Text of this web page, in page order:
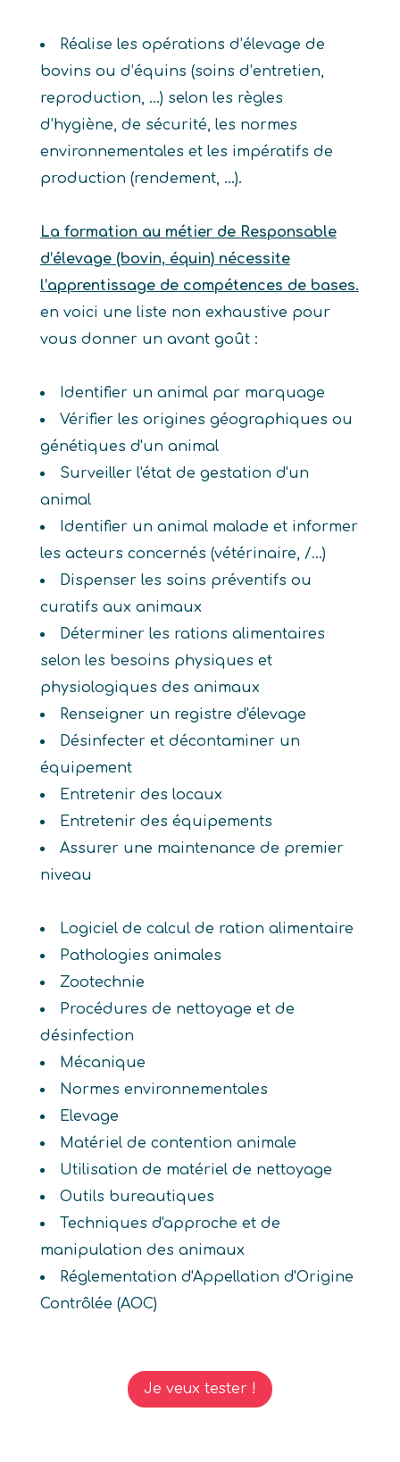
Réalise les opérations d’élevage de
bovins ou d’équins (soins d’entretien,
reproduction, …) selon les règles
d’hygiène, de sécurité, les normes
environnementales et les impératifs de
production (rendement, …).
La formation au métier de Responsable
d’élevage (bovin, équin) nécessite
l’apprentissage de compétences de bases.
en voici une liste non exhaustive pour
vous donner un avant goût :
Identifier un animal par marquage
Vérifier les origines géographiques ou
génétiques d'un animal
Surveiller l'état de gestation d'un
animal
Identifier un animal malade et informer
les acteurs concernés (vétérinaire, /...)
Dispenser les soins préventifs ou
curatifs aux animaux
Déterminer les rations alimentaires
selon les besoins physiques et
physiologiques des animaux
Renseigner un registre d'élevage
Désinfecter et décontaminer un
équipement
Entretenir des locaux
Entretenir des équipements
Assurer une maintenance de premier
niveau
Logiciel de calcul de ration alimentaire
Pathologies animales
Zootechnie
Procédures de nettoyage et de
désinfection
Mécanique
Normes environnementales
Elevage
Matériel de contention animale
Utilisation de matériel de nettoyage
Outils bureautiques
Techniques d'approche et de
manipulation des animaux
Réglementation d'Appellation d'Origine
Contrôlée (AOC)
Je veux tester !